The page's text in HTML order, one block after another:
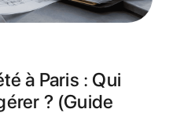
à Paris : Qui
? (Guide